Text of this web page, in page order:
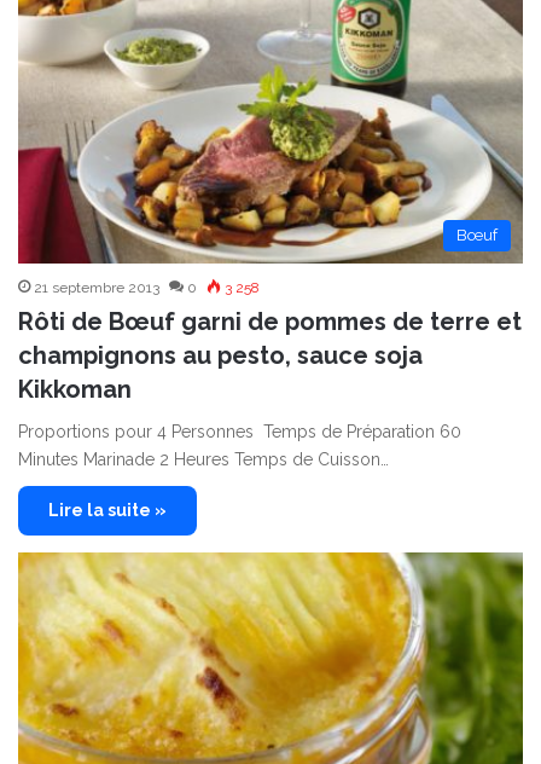
Bœuf
21 septembre 2013 0 3 258
Rôti de Bœuf garni de pommes de terre et
champignons au pesto, sauce soja
Kikkoman
Proportions pour 4 Personnes Temps de Préparation 60
Minutes Marinade 2 Heures Temps de Cuisson…
Lire la suite »